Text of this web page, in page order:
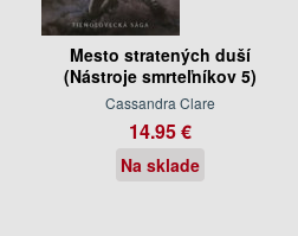
Mesto stratených duší
(Nástroje smrteľníkov 5)
Cassandra Clare
14.95 €
Na sklade